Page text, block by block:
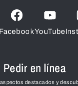
FacebookYouTube
Pedir en línea
destacados y